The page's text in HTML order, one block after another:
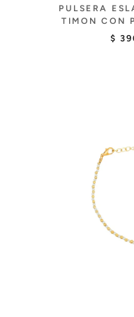
PULSERA
TIMON CON
$